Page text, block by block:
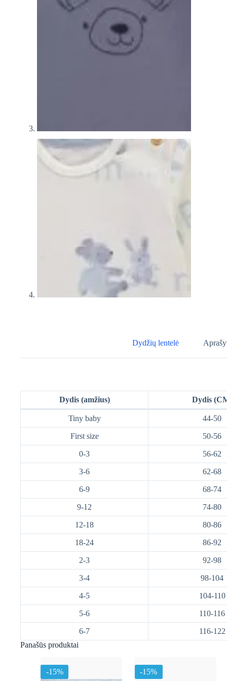
Dydžių lentelė
Dydis (amžius) Dydis
Tiny baby 44-50
First size 50-56
0-3 56-62
3-6 62-68
6-9 68-74
9-12 74-80
12-18 80-86
18-24 86-92
2-3 92-98
3-4 98-104
4-5 104-110
5-6 110-116
6-7
116-122
Panašūs produktai
-15% -15%